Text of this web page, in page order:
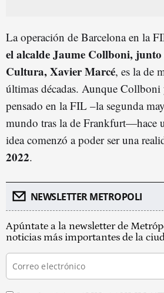
La operación de Barcelona en la
el alcalde Jaume Collboni, junto
Cultura, Xavier Marcé, es la de
últimas décadas. Aunque Collboni
pensado en la FIL –la segunda
mundo tras la de Frankfurt—hace
idea comenzó a poder ser una
2022.
NEWSLETTER METROPOLI
Apúntate a la newsletter de
noticias más importantes de la